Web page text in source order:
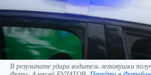
В результате удара водитель легковушки